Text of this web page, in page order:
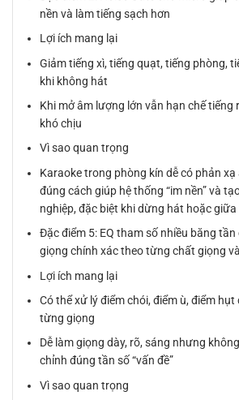
nền và làm tiếng sạch hơn
Lợi ích mang lại
Giảm tiếng xì, tiếng quạt, tiếng phòng,
khi không hát
Khi mở âm lượng lớn vẫn hạn chế tiếng
khó chịu
Vì sao quan trọng
Karaoke trong phòng kín dễ có phản
đúng cách giúp hệ thống “im nền” và
nghiệp, đặc biệt khi dừng hát hoặc
Đặc điểm 5: EQ tham số nhiều băng
giọng chính xác theo từng chất giọng
Lợi ích mang lại
Có thể xử lý điểm chói, điểm ù, điểm
từng giọng
Dễ làm giọng dày, rõ, sáng nhưng
chỉnh đúng tần số “vấn đề”
Vì sao quan trọng